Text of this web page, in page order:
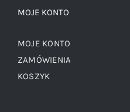
MOJE KONTO
MOJE KONTO
ZAMÓWIENIA
KOSZYK